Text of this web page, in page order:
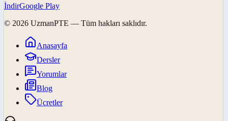
İndirGoogle Play
© 2026 UzmanPTE — Tüm hakları saklıdır.
Anasayfa
Dersler
Yorumlar
Blog
Ücretler